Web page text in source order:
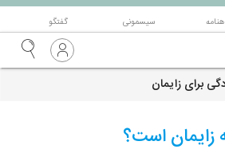
سیسمونی گفتگو
برای زایمان
زایمان است؟